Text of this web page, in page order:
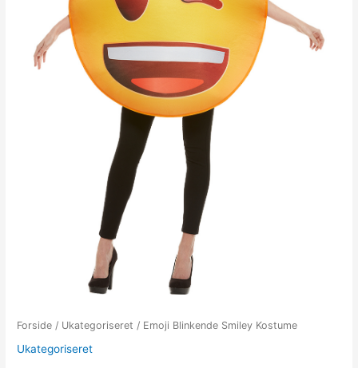
Forside / Ukategoriseret / Emoji Blinkende Smiley Kostume
Ukategoriseret